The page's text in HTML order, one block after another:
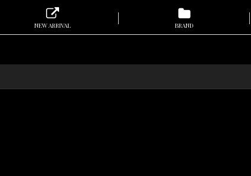
NEW ARRIVAL BRAND